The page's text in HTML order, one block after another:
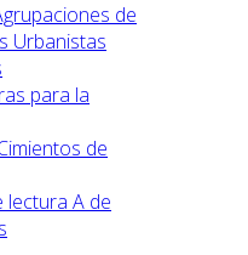
de
Urbanistas
para la
de
lectura A de